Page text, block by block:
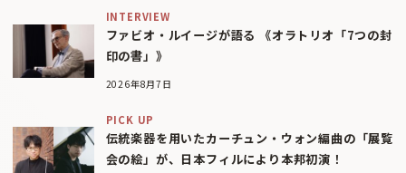
INTERVIEW
ファビオ・ルイージが語る 《オラトリオ「7つの封
印の書」》
2026年8月7日
PICK UP
伝統楽器を用いたカーチュン・ウォン編曲の「展覧
会の絵」が、日本フィルにより本邦初演！